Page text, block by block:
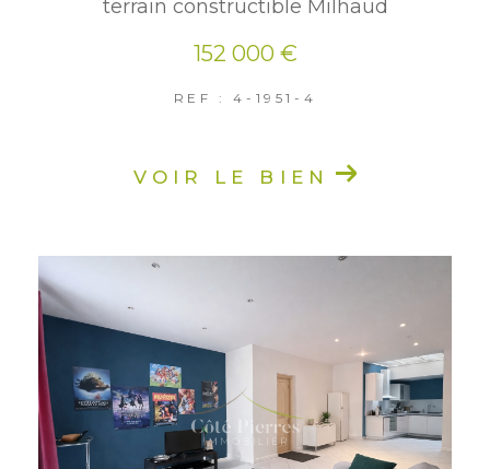
terrain constructible Milhaud
152 000 €
REF : 4-1951-4
VOIR LE BIEN